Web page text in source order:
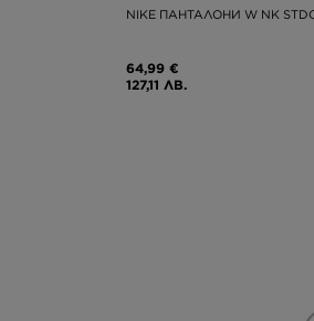
NIKE ПАНТАЛОНИ W NK
64,99 €
127,11 ЛВ.